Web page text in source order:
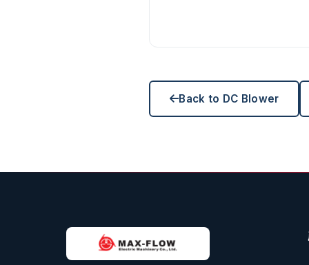
Back to DC Blower